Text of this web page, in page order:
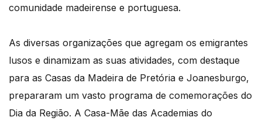
comunidade madeirense e portuguesa.
As diversas organizações que agregam os emigrantes
lusos e dinamizam as suas atividades, com destaque
para as Casas da Madeira de Pretória e Joanesburgo,
prepararam um vasto programa de comemorações do
Dia da Região. A Casa-Mãe das Academias do